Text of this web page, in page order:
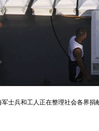
士兵和工人正在整理社会各界捐